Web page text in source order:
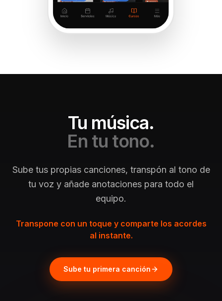
Tu música.
En tu tono.
Sube tus propias canciones, transpón al tono de
tu voz y añade anotaciones para todo el
equipo.
Transpone con un toque y comparte los acordes
al instante.
Sube tu primera canción